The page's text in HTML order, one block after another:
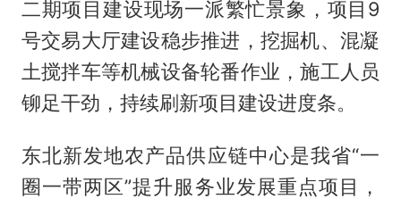
二期项目建设现场一派繁忙景象，项目9
号交易大厅建设稳步推进，挖掘机、混凝
土搅拌车等机械设备轮番作业，施工人员
铆足干劲，持续刷新项目建设进度条。
东北新发地农产品供应链中心是我省“一
圈一带两区”提升服务业发展重点项目，